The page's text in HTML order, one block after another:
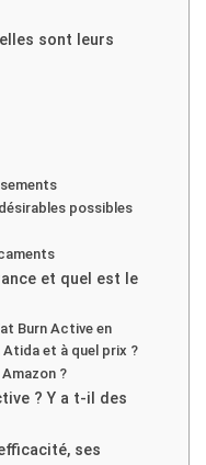
sont leurs
possibles
et quel est le
Burn Active en
et à quel prix ?
?
? Y a t-il des
ses